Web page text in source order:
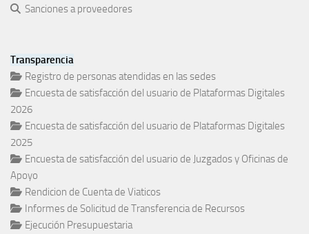
Sanciones a proveedores
Transparencia
Registro de personas atendidas en las sedes
Encuesta de satisfacción del usuario de Plataformas Digitales
2026
Encuesta de satisfacción del usuario de Plataformas Digitales
2025
Encuesta de satisfacción del usuario de Juzgados y Oficinas de
Apoyo
Rendicion de Cuenta de Viaticos
Informes de Solicitud de Transferencia de Recursos
Ejecución Presupuestaria